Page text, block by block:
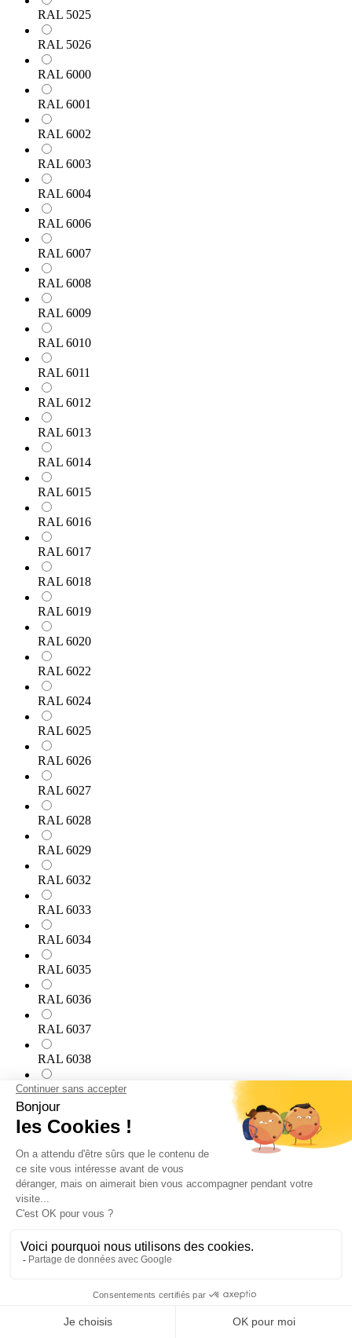
RAL 5025
RAL 5026
RAL 6000
RAL 6001
RAL 6002
RAL 6003
RAL 6004
RAL 6006
RAL 6007
RAL 6008
RAL 6009
RAL 6010
RAL 6011
RAL 6012
RAL 6013
RAL 6014
RAL 6015
RAL 6016
RAL 6017
RAL 6018
RAL 6019
RAL 6020
RAL 6022
RAL 6024
RAL 6025
RAL 6026
RAL 6027
RAL 6028
RAL 6029
RAL 6032
RAL 6033
RAL 6034
RAL 6035
RAL 6036
RAL 6037
RAL 6038
RAL 7000
RAL 7001
RAL 7002
RAL 7003
RAL 7004
RAL 7006
RAL 7009